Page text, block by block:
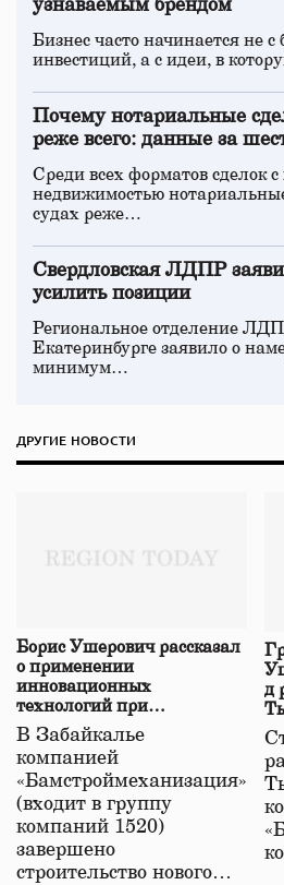
узнаваемым брендом
Бизнес часто начинается не
инвестиций, а с идеи, в
Почему нотариальные
реже всего: данные за
Среди всех форматов сделок
недвижимостью
судах реже…
Свердловская ЛДПР
усилить позиции
Региональное отделение
Екатеринбурге заявило о
минимум…
ДРУГИЕ НОВОСТИ
Борис Ушерович рассказал
о применении
инновационных
технологий при
строительстве нового моста
в Забайкалье
В Забайкалье
компанией
«Бамстроймеханизация»
(входит в группу
компаний 1520)
завершено
строительство нового…
д